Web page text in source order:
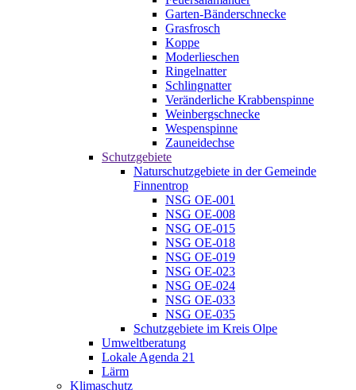
Garten-Bänderschnecke
Grasfrosch
Koppe
Moderlieschen
Ringelnatter
Schlingnatter
Veränderliche Krabbenspinne
Weinbergschnecke
Wespenspinne
Zauneidechse
Schutzgebiete
Naturschutzgebiete in der Gemeinde
Finnentrop
NSG OE-001
NSG OE-008
NSG OE-015
NSG OE-018
NSG OE-019
NSG OE-023
NSG OE-024
NSG OE-033
NSG OE-035
Schutzgebiete im Kreis Olpe
Umweltberatung
Lokale Agenda 21
Lärm
Klimaschutz